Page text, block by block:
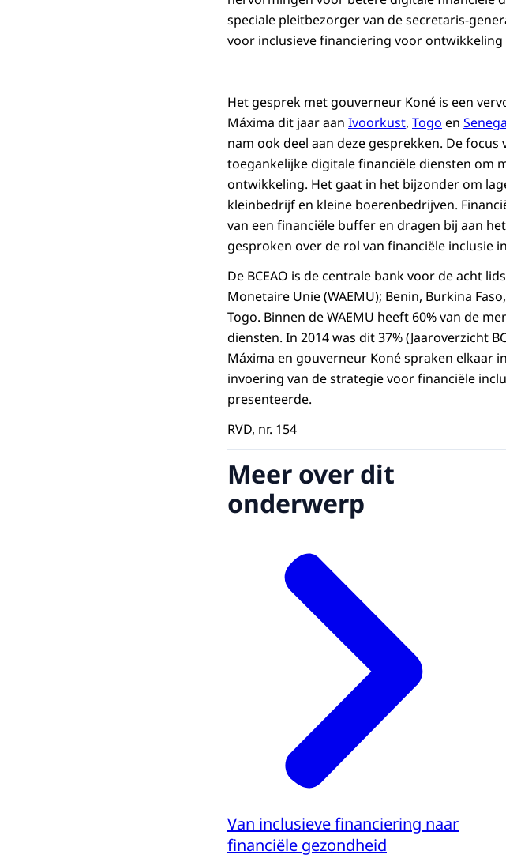
speciale pleitbezorger van de secretaris-
voor inclusieve financiering voor ontwikkeling
Het gesprek met gouverneur Koné is een
Máxima dit jaar aan Ivoorkust, Togo en
nam ook deel aan deze gesprekken. De
toegankelijke digitale financiële diensten om
ontwikkeling. Het gaat in het bijzonder om
kleinbedrijf en kleine boerenbedrijven.
van een financiële buffer en dragen bij aan
gesproken over de rol van financiële inclusie
De BCEAO is de centrale bank voor de acht
Monetaire Unie (WAEMU); Benin, Burkina
Togo. Binnen de WAEMU heeft 60% van de
diensten. In 2014 was dit 37% (Jaaroverzicht
Máxima en gouverneur Koné spraken elkaar
invoering van de strategie voor financiële
presenteerde.
RVD, nr. 154
Meer over dit
onderwerp
Van inclusieve financiering naar
financiële gezondheid